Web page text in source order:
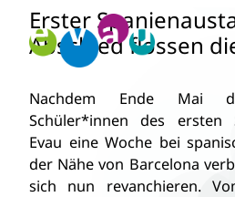
Zum
Inhalt
springen
Erster
Abschied flossen
Nachdem Ende Mai
Schüler*innen des ersten
Evau eine Woche bei
der Nähe von Barcelona
sich nun revanchieren.